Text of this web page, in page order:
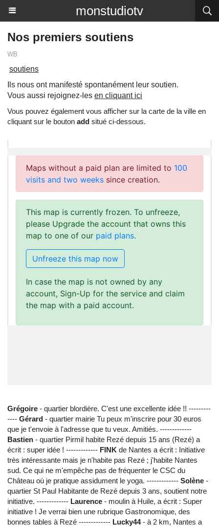
monstudiotv
Nos premiers soutiens
WB
soutiens
Ils nous ont manifesté spontanément leur soutien.
Vous aussi rejoignez-les en cliquant ici
Vous pouvez également vous afficher sur la carte de la ville en
cliquant sur le bouton add situé ci-dessous.
Grégoire - quartier blordière. C'est une excellente idée !! ---------
---- Gérard - quartier mairie Tu peux m'inscrire pour 30 euros
que je t'envoie à l'adresse que tu veux. Amitiés. -------------
Bastien - quartier Pirmil habite Rezé depuis 15 ans (Rezé) a
écrit : super idée ! ------------- FINK de Nantes a écrit : Initiative
très intéressante mais je n'habite pas Rezé ; j'habite Nantes
sud. Ce qui ne m'empêche pas de fréquenter le CSC du
Château où je pratique assidument le yoga. ------------- Solène -
quartier St Paul Habitante de Rezé depuis 3 ans, soutient notre
initiative. ------------- Laurence - moulin à Huile, a écrit : Super
initiative ! Je verrai bien une rubrique Gastronomique, des
bonnes tables à Rezé ------------- Lucky44- à 2 km, Nantes a